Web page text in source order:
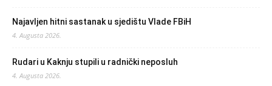
Najavljen hitni sastanak u sjedištu Vlade FBiH
4. Augusta 2026.
Rudari u Kaknju stupili u radnički neposluh
4. Augusta 2026.